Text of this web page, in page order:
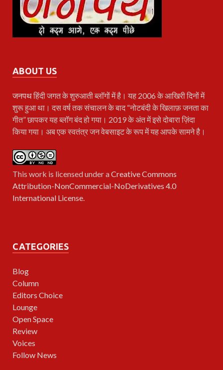
ABOUT US
जनपथहिंदी जगत के शुरुआती ब्लॉगों में है। यह 2006 के आखिरी दिनों में
शुरू हुआ था। दस वर्ष तक संचालन के बाद “नोटबंदी के खिलाफ़ जनता का
गीत” छापकर यह ब्लॉग बंद हो गया। 2019 के अंत में इसे दोबारा ज़िंदा
किया गया। अब एक स्वतंत्र जन वेबसाइट के रूप में यह आपके सामने है।
This work is licensed under aCreative Commons
Attribution-NonCommercial-NoDerivatives 4.0
International License.
CATEGORIES
Blog
Column
Editors Choice
Lounge
Open Space
Review
Voices
Follow News